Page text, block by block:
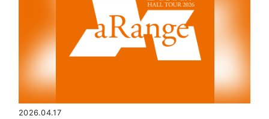
2026.04.17